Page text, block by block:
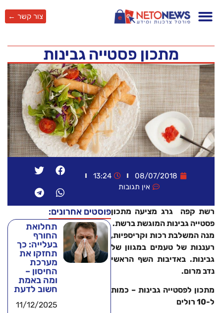
צור קשר ←
מתכון פסטייה גבינות
08/07/2018
13:24
אין תגובות
רשת קפה גרג מציעה מתכון
פסטייה גבינות המוגשת ברשת.
מנה המשלבת רכות וקריספיות,
רעננות של טעמים במגוון של
גבינות. באדיבות השף הראשי
נדב מרום.
מתכון לפסטייה גבינות – כמות
ל-10 רולים
פוסטים אחרונים:
תחלואת
החורף
בעלייה: כך
תחזקו את
מערכת
החיסון –
ומה באמת
חשוב לדעת
11/12/2025